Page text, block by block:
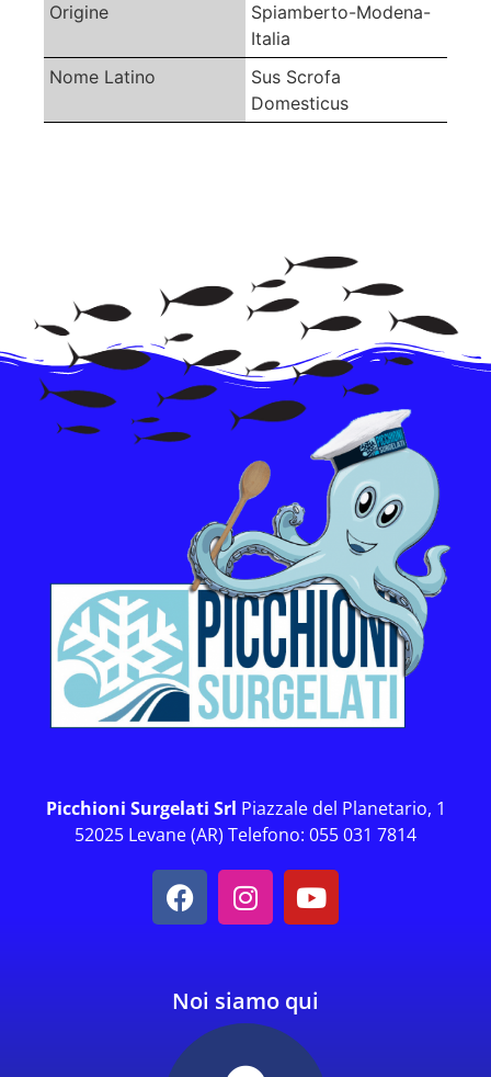
Origine
Spiamberto-Modena-
Italia
Nome Latino
Sus Scrofa
Domesticus
Picchioni Surgelati Srl Piazzale del Planetario, 1
52025 Levane (AR) Telefono: 055 031 7814
Noi siamo qui